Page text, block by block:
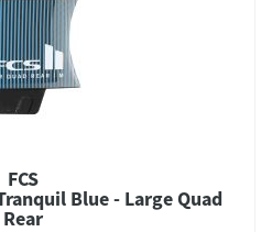
FCS
Blue - Large Quad
Rear